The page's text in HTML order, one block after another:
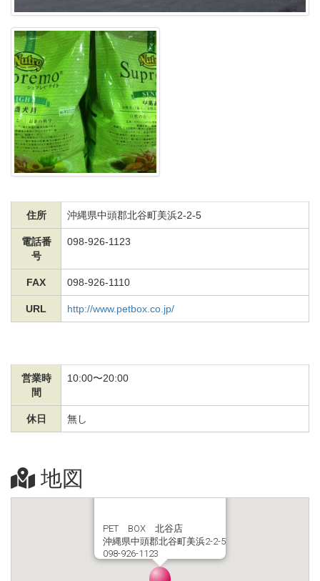
住所 沖縄県中頭郡北谷町美浜2-2-5
電話番
号
098-926-1123
FAX 098-926-1110
URL http://www.petbox.co.jp/
営業時
間
10:00〜20:00
休日 無し
地図
PET BOX 北谷店
沖縄県中頭郡北谷町美浜2-2-5
098-926-1123